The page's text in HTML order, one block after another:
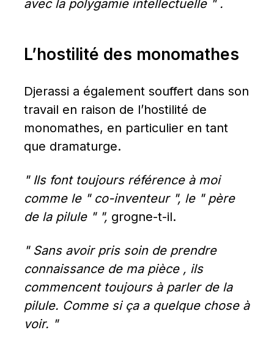
avec la polygamie intellectuelle " .
L’hostilité des monomathes
Djerassi a également souffert dans son
travail en raison de l’hostilité de
monomathes, en particulier en tant
que dramaturge.
" Ils font toujours référence à moi
comme le " co-inventeur ", le " père
de la pilule " ", grogne-t-il.
" Sans avoir pris soin de prendre
connaissance de ma pièce , ils
commencent toujours à parler de la
pilule. Comme si ça a quelque chose à
voir. "